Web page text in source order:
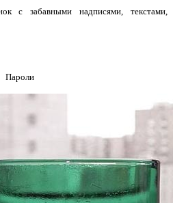
с забавными надписями, текстами,
Пароли